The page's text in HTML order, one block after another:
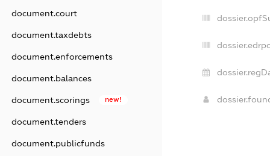
document.court
document.taxdebts
document.enforcements
document.balances
document.scorings new!
document.tenders
document.publicfunds